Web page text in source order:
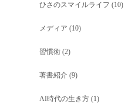
ひさのスマイルライフ (10)
メディア (10)
習慣術(2)
著書紹介(9)
AI時代の生き方(1)